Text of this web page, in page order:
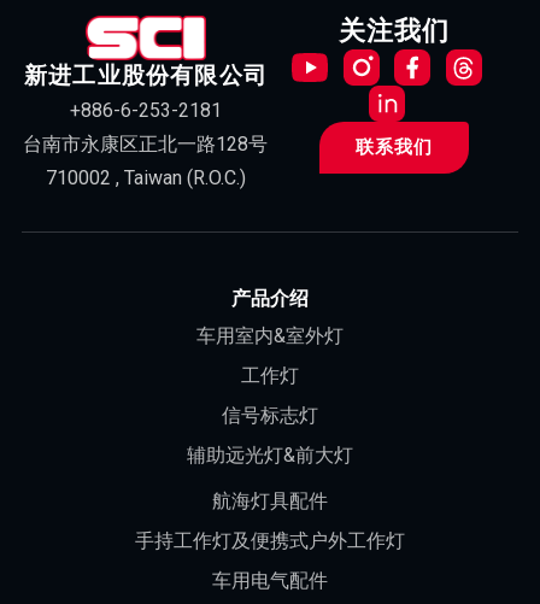
新进工业股份有限公司
+886-6-253-2181
台南市永康区正北一路128号
710002 , Taiwan (R.O.C.)
关注我们
联系我们
产品介绍
车用室内&室外灯
工作灯
信号标志灯
辅助远光灯&前大灯
航海灯具配件
手持工作灯及便携式户外工作灯
车用电气配件